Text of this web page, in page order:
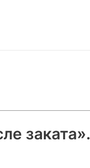
заката».